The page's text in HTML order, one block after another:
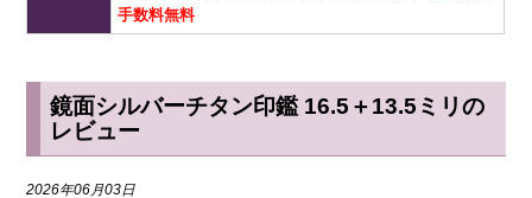
手数料無料
鏡面シルバーチタン印鑑 16.5＋13.5ミリの
レビュー
2026年06月03日